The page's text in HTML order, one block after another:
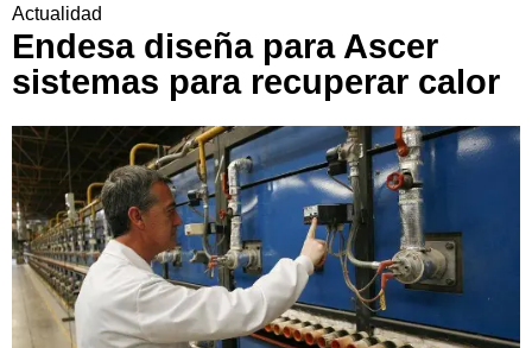
Actualidad
Endesa diseña para Ascer
sistemas para recuperar calor